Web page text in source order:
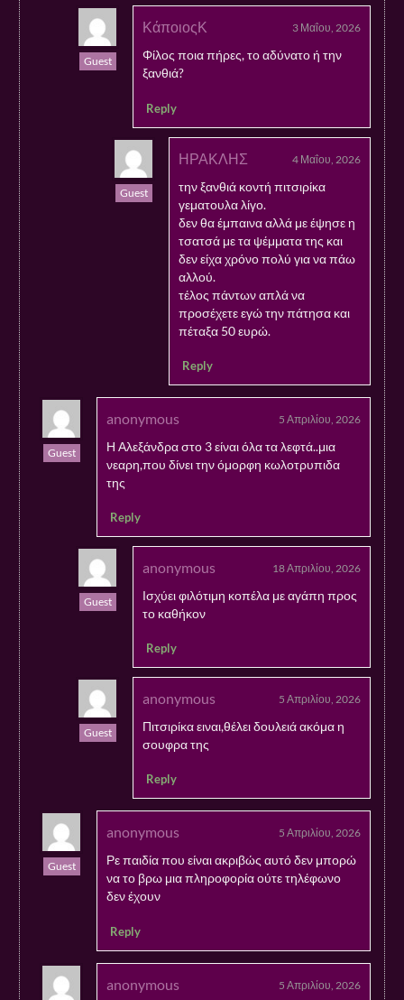
Guest
ΚάποιοςΚ 3 Μαΐου, 2026
Φίλος ποια πήρες, το αδύνατο ή την
ξανθιά?
Reply
Guest
ΗΡΑΚΛΗΣ 4 Μαΐου, 2026
την ξανθιά κοντή πιτσιρίκα
γεματουλα λίγο.
δεν θα έμπαινα αλλά με έψησε η
τσατσά με τα ψέμματα της και
δεν είχα χρόνο πολύ για να πάω
αλλού.
τέλος πάντων απλά να
προσέχετε εγώ την πάτησα και
πέταξα 50 ευρώ.
Reply
Guest
anonymous 5 Απριλίου, 2026
Η Αλεξάνδρα στο 3 είναι όλα τα λεφτά..μια
νεαρη,που δίνει την όμορφη κωλοτρυπιδα
της
Reply
Guest
anonymous 18 Απριλίου, 2026
Ισχύει φιλότιμη κοπέλα με αγάπη προς
το καθήκον
Reply
Guest
anonymous 5 Απριλίου, 2026
Πιτσιρίκα ειναι,θέλει δουλειά ακόμα η
σουφρα της
Reply
Guest
anonymous 5 Απριλίου, 2026
Ρε παιδία που είναι ακριβώς αυτό δεν μπορώ
να το βρω μια πληροφορία ούτε τηλέφωνο
δεν έχουν
Reply
anonymous 5 Απριλίου, 2026